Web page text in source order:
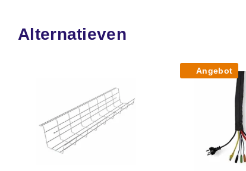
Alternatieven
Angebot